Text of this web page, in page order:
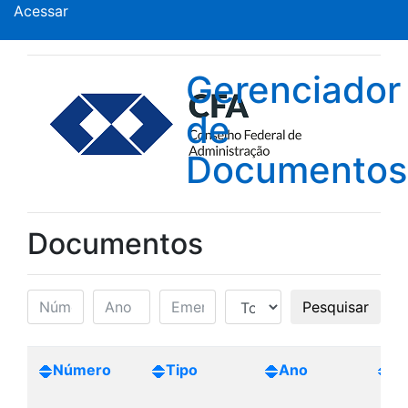
Acessar
Gerenciador
de
Documentos
Documentos
Pesquisar
Número Tipo Ano